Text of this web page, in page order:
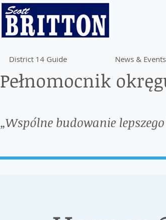
District 14 Guide News & Events
Pełnomocnik
„Wspólne budowanie